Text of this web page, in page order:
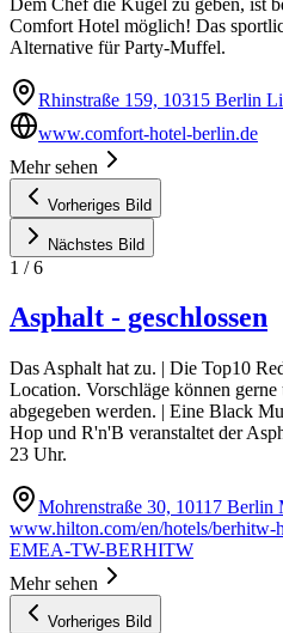
Comfort Hotel möglich! Das
Alternative für Party-Muffel.
Rhinstraße 159, 10315 Berlin
www.comfort-hotel-berlin.de
Mehr sehen
Vorheriges Bild
Nächstes Bild
1 /6
Asphalt - geschlossen
Das Asphalt hat zu. | Die Top10
Location. Vorschläge können gerne
abgegeben werden. | Eine Black
Hop und R'n'B veranstaltet der
23 Uhr.
Mohrenstraße 30, 10117 Berlin
www.hilton.com/en/hotels/
EMEA-TW-BERHITW
Mehr sehen
Vorheriges Bild